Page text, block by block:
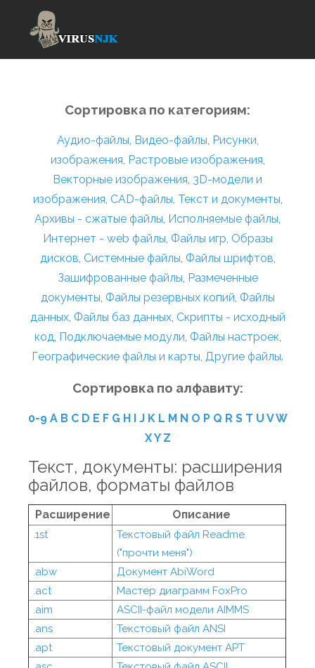
Сортировка по категориям:
Аудио-файлы, Видео-файлы, Рисунки,
изображения, Растровые изображения,
Векторные изображения, 3D-модели и
изображения, CAD-файлы, Текст и документы,
Архивы - сжатые файлы, Исполняемые файлы,
Интернет - web файлы, Файлы игр, Образы
дисков, Системные файлы, Файлы шрифтов,
Зашифрованные файлы, Размеченные
документы, Файлы резервных копий, Файлы
данных, Файлы баз данных, Скрипты - исходный
код, Подключаемые модули, Файлы настроек,
Географические файлы и карты, Другие файлы.
Сортировка по алфавиту:
0-9 A B C D E F G H I J K L M N O P Q R S T U VW
XY Z
Текст, документы: расширения
файлов, форматы файлов
Расширение Описание
.1st
Текстовый файл Readme
("прочти меня")
.abw
Документ AbiWord
.act
Мастер диаграмм FoxPro
.aim
ASCII-файл модели AIMMS
.ans
Текстовый файл ANSI
.apt
Текстовый документ APT